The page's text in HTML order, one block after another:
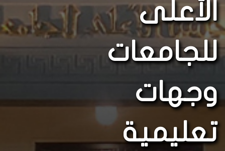
الأعلى
للجامعات
وجهات
تعليمية